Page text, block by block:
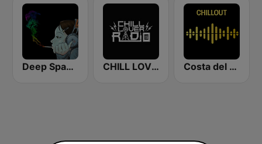
Deep Space Chill CHILL LOVER RADIO Costa del Mar Chillout